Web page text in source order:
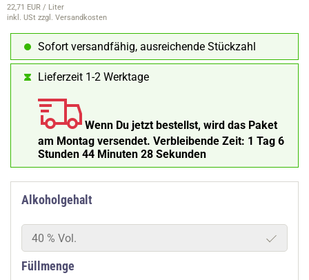
22,71 EUR / Liter
inkl. USt zzgl. Versandkosten
Sofort versandfähig, ausreichende Stückzahl
Lieferzeit 1-2 Werktage
Wenn Du jetzt bestellst, wird das Paket
am Montag versendet. Verbleibende Zeit: 1 Tag 6
Stunden 44 Minuten 27 Sekunden
Alkoholgehalt
40 % Vol.
Füllmenge